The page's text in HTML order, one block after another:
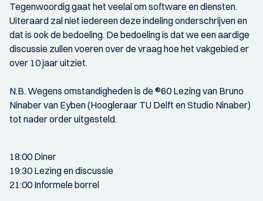
Tegenwoordig gaat het veelal om software en diensten.
Uiteraard zal niet iedereen deze indeling onderschrijven en
dat is ook de bedoeling. De bedoeling is dat we een aardige
discussie zullen voeren over de vraag hoe het vakgebied er
over 10 jaar uitziet.
N.B. Wegens omstandigheden is de ®60 Lezing van Bruno
Ninaber van Eyben (Hoogleraar TU Delft en Studio Ninaber)
tot nader order uitgesteld.
18:00 Diner
19:30 Lezing en discussie
21:00 Informele borrel